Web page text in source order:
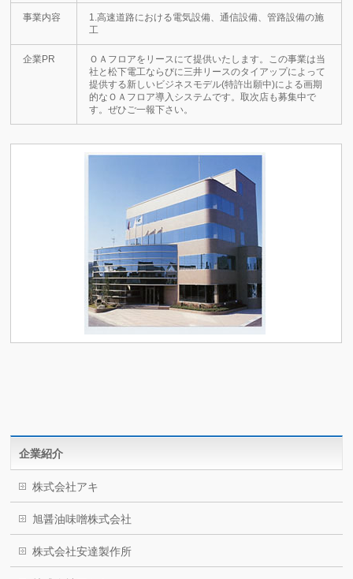
事業内容
1.高速道路における電気設備、通信設備、管路設備の施
工
企業PR
ＯＡフロアをリースにて提供いたします。この事業は当
社と松下電工ならびに三井リースのタイアップによって
提供する新しいビジネスモデル(特許出願中)による画期
的なＯＡフロア導入システムです。取次店も募集中で
す。ぜひご一報下さい。
企業紹介
株式会社アキ
旭醤油味噌株式会社
株式会社安達製作所